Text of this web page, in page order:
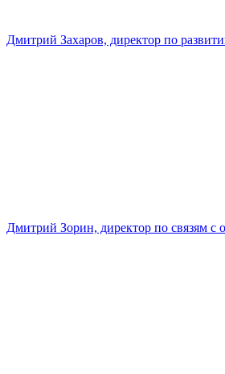
Дмитрий Захаров, директор по
Дмитрий Зорин, директор по связям с